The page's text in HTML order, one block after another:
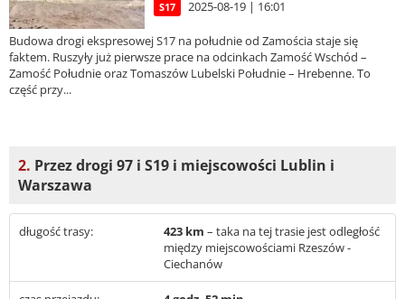
S17 2025-08-19 | 16:01
Budowa drogi ekspresowej S17 na południe od Zamościa staje się
faktem. Ruszyły już pierwsze prace na odcinkach Zamość Wschód –
Zamość Południe oraz Tomaszów Lubelski Południe – Hrebenne. To
część przy...
2. Przez drogi 97 i S19 i miejscowości Lublin i
Warszawa
długość trasy: 423 km – taka na tej trasie jest odległość
między miejscowościami Rzeszów -
Ciechanów